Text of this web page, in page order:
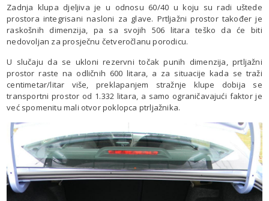
Zadnja klupa djeljiva je u odnosu 60/40 u koju su radi uštede
prostora integrisani nasloni za glave. Prtljažni prostor također je
raskošnih dimenzija, pa sa svojih 506 litara teško da će biti
nedovoljan za prosječnu četveročlanu porodicu.
U slučaju da se ukloni rezervni točak punih dimenzija, prtljažni
prostor raste na odličnih 600 litara, a za situacije kada se traži
centimetar/litar više, preklapanjem stražnje klupe dobija se
transportni prostor od 1.332 litara, a samo ograničavajući faktor je
već spomenitu mali otvor poklopca ptrljažnika.